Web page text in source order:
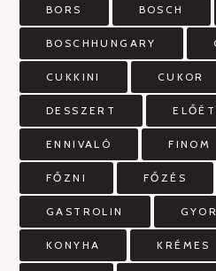
BORS BOSCH
BOSCHHUNGARY
CUKKINI CUKOR
DESSZERT
ENNIVALÓ FINOM
FŐZNI FŐZÉS
GASTROLIN
KONYHA KRÉMES